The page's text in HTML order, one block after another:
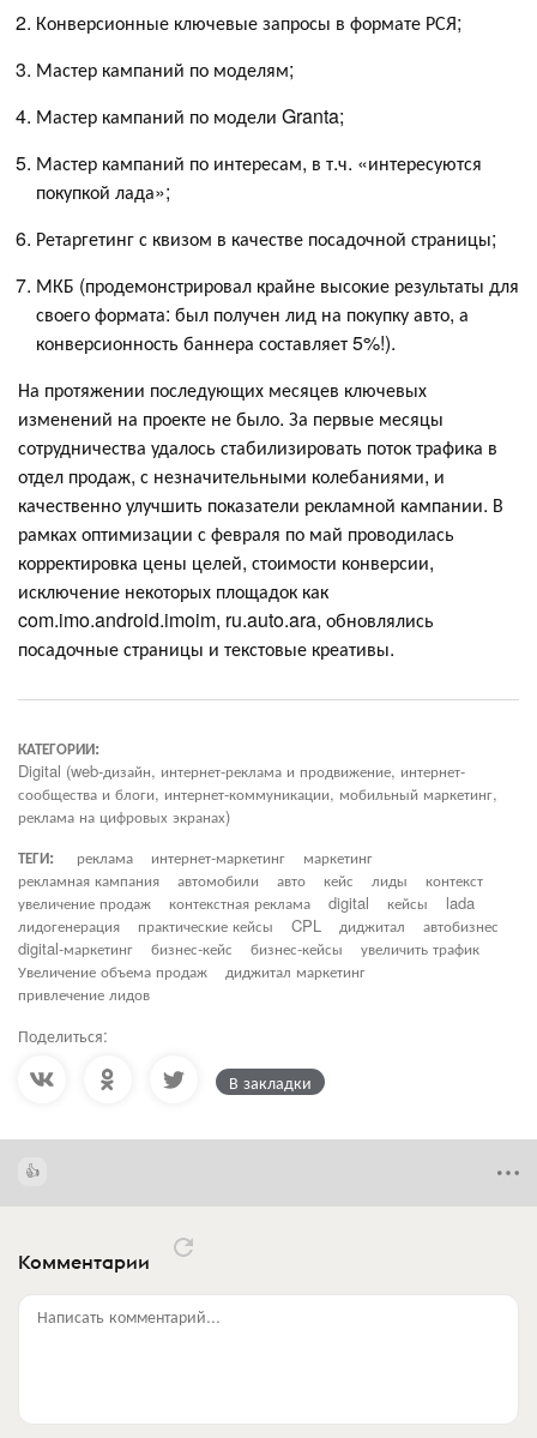
Конверсионные ключевые запросы в формате РСЯ;
Мастер кампаний по моделям;
Мастер кампаний по модели Granta;
Мастер кампаний по интересам, в т.ч. «интересуются
покупкой лада»;
Ретаргетинг с квизом в качестве посадочной страницы;
МКБ (продемонстрировал крайне высокие результаты для
своего формата: был получен лид на покупку авто, а
конверсионность баннера составляет 5%!).
На протяжении последующих месяцев ключевых
изменений на проекте не было. За первые месяцы
сотрудничества удалось стабилизировать поток трафика в
отдел продаж, с незначительными колебаниями, и
качественно улучшить показатели рекламной кампании. В
рамках оптимизации с февраля по май проводилась
корректировка цены целей, стоимости конверсии,
исключение некоторых площадок как
com.imo.android.imoim, ru.auto.ara, обновлялись
посадочные страницы и текстовые креативы.
КАТЕГОРИИ:
Digital (web-дизайн, интернет-реклама и продвижение, интернет-
сообщества и блоги, интернет-коммуникации, мобильный маркетинг,
реклама на цифровых экранах)
ТЕГИ:
реклама интернет-маркетинг
маркетинг
рекламная кампания
автомобили авто кейс лиды
контекст
увеличение продаж
контекстная реклама digital кейсы
lada
лидогенерация
практические кейсы CPL диджитал
автобизнес
digital-маркетинг
бизнес-кейс бизнес-кейсы
увеличить трафик
Увеличение объема продаж
диджитал маркетинг
привлечение лидов
Поделиться:
В закладки
Комментарии
Написать комментарий...